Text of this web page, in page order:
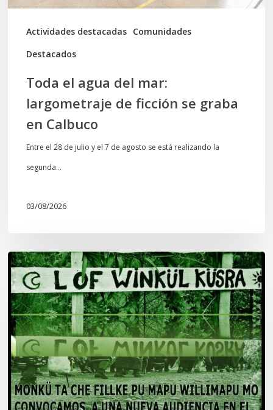
Actividades destacadas Comunidades
Destacados
se
graba
Toda el agua del mar:
largometraje de ficción se graba
en Calbuco
Entre el 28 de julio y el 7 de agosto se está realizando la
segunda…
03/08/2026
Lof
Winkül
Küsra
convoca
a
apoyar
audiencia
en